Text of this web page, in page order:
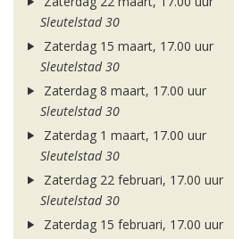
Sleutelstad 30
Zaterdag 15 maart, 17.00 uur
Sleutelstad 30
Zaterdag 8 maart, 17.00 uur
Sleutelstad 30
Zaterdag 1 maart, 17.00 uur
Sleutelstad 30
Zaterdag 22 februari, 17.00 uur
Sleutelstad 30
Zaterdag 15 februari, 17.00 uur